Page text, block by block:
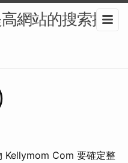
網站的搜索排
Kellymom Com 要確定整